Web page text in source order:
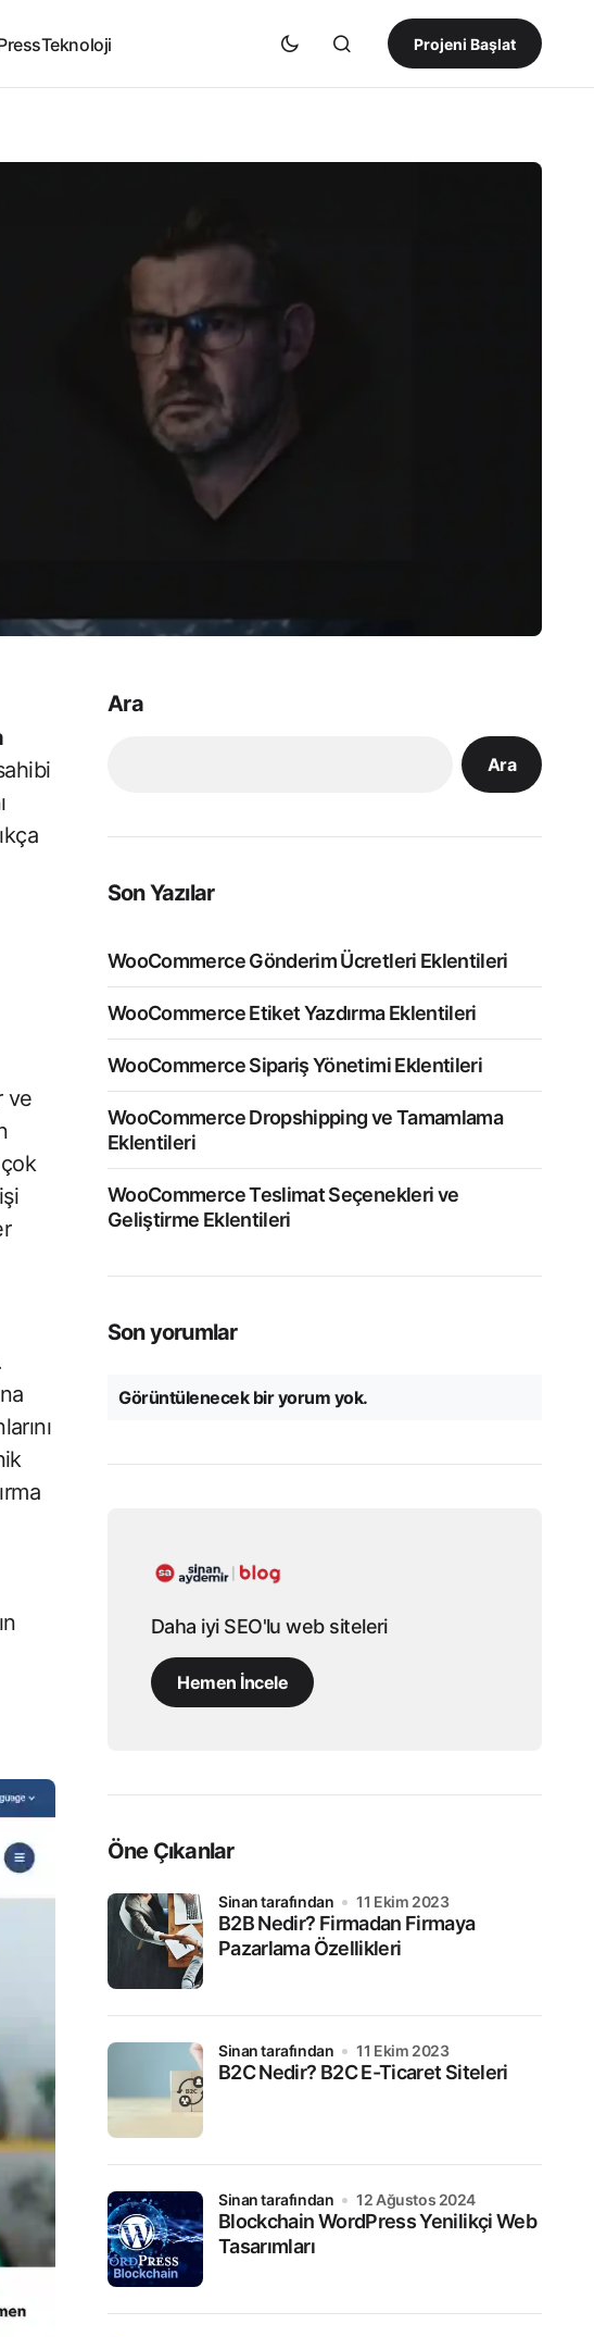
Teknoloji Projeni Başlat
ve
Ara
Ara
Son Yazılar
WooCommerce Gönderim Ücretleri Eklentileri
WooCommerce Etiket Yazdırma Eklentileri
WooCommerce Sipariş Yönetimi Eklentileri
WooCommerce Dropshipping ve Tamamlama
Eklentileri
WooCommerce Teslimat Seçenekleri ve
Geliştirme Eklentileri
Son yorumlar
Görüntülenecek bir yorum yok.
Daha iyi SEO'lu web siteleri
Hemen İncele
Öne Çıkanlar
B2B Nedir? Firmadan Firmaya
Pazarlama Özellikleri
sinan tarafından 11 Ekim 2023
B2C Nedir? B2C E-Ticaret Siteleri
sinan tarafından 11 Ekim 2023
Blockchain WordPress Yenilikçi Web
Tasarımları
sinan tarafından 12 Ağustos 2024